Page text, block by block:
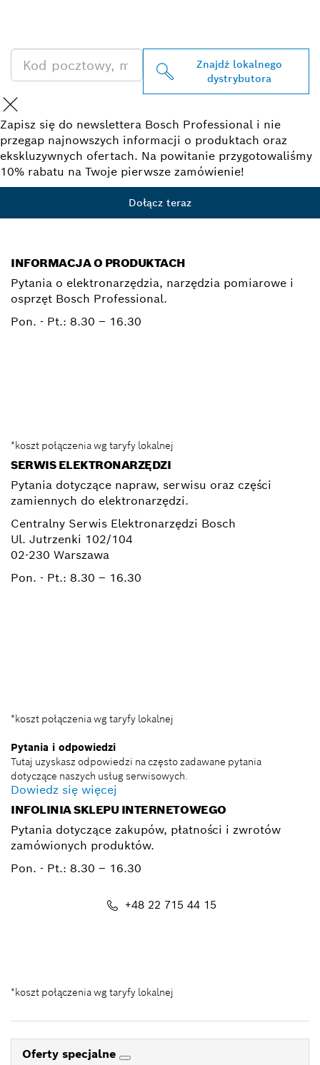
Znajdź lokalnego
dystrybutora
Zapisz się do newslettera Bosch Professional i nie
przegap najnowszych informacji o produktach oraz
ekskluzywnych ofertach. Na powitanie przygotowaliśmy
10% rabatu na Twoje pierwsze zamówienie!
Dołącz teraz
INFORMACJA O PRODUKTACH
Pytania o elektronarzędzia, narzędzia pomiarowe i
osprzęt Bosch Professional.
Pon. - Pt.: 8.30 – 16.30
*koszt połączenia wg taryfy lokalnej
SERWIS ELEKTRONARZĘDZI
Pytania dotyczące napraw, serwisu oraz części
zamiennych do elektronarzędzi.
Centralny Serwis Elektronarzędzi Bosch
Ul. Jutrzenki 102/104
02-230 Warszawa
Pon. - Pt.: 8.30 – 16.30
*koszt połączenia wg taryfy lokalnej
Pytania i odpowiedzi
Tutaj uzyskasz odpowiedzi na często zadawane pytania
dotyczące naszych usług serwisowych.
Dowiedz się więcej
INFOLINIA SKLEPU INTERNETOWEGO
Pytania dotyczące zakupów, płatności i zwrotów
zamówionych produktów.
Pon. - Pt.: 8.30 – 16.30
+48 22 715 44 15
*koszt połączenia wg taryfy lokalnej
Oferty specjalne